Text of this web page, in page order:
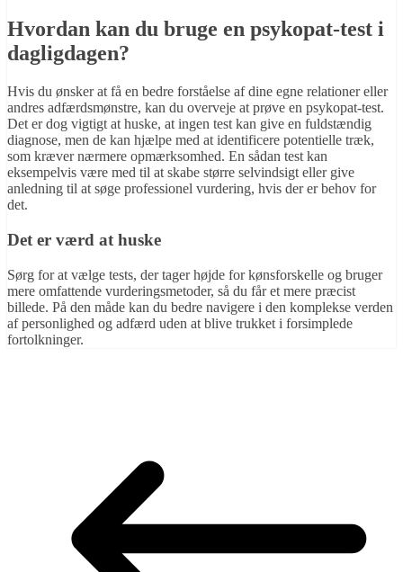
Hvordan kan du bruge en psykopat-test i
dagligdagen?
Hvis du ønsker at få en bedre forståelse af dine egne relationer eller
andres adfærdsmønstre, kan du overveje at prøve en psykopat-test.
Det er dog vigtigt at huske, at ingen test kan give en fuldstændig
diagnose, men de kan hjælpe med at identificere potentielle træk,
som kræver nærmere opmærksomhed. En sådan test kan
eksempelvis være med til at skabe større selvindsigt eller give
anledning til at søge professionel vurdering, hvis der er behov for
det.
Det er værd at huske
Sørg for at vælge tests, der tager højde for kønsforskelle og bruger
mere omfattende vurderingsmetoder, så du får et mere præcist
billede. På den måde kan du bedre navigere i den komplekse verden
af personlighed og adfærd uden at blive trukket i forsimplede
fortolkninger.